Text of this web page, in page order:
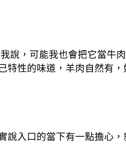
說，可能我也會把它當牛
特性的味道，羊肉自然有
說入口的當下有一點擔心